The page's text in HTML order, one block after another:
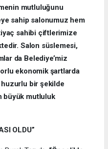
mutluluğunu
sahip salonumuz hem
sahibi çiftlerimize
Salon süslemesi,
da Belediye’miz
ekonomik şartlarda
huzurlu bir şekilde
büyük mutluluk
OLDU”